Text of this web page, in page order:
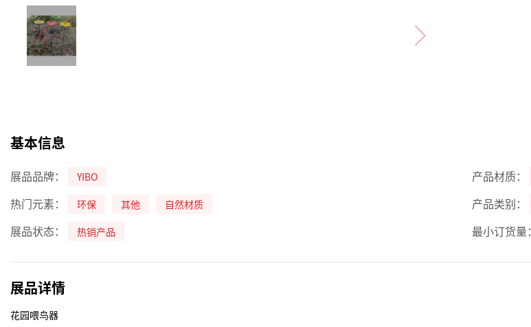
基本信息
展品品牌： YIBO 产品材质：
热门元素： 环保 其他 自然材质 产品类别：
展品状态： 热销产品 最小订货量：
展品详情
花园喂鸟器